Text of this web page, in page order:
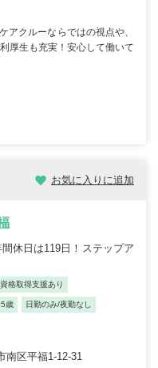
アクルーならではの視点や、
厚生も充実！安心して働いて
お気に入りに追加
日は119日！ステップア
資格取得支援あり
歳 日勤のみ/夜勤なし
南区平福1-12-31